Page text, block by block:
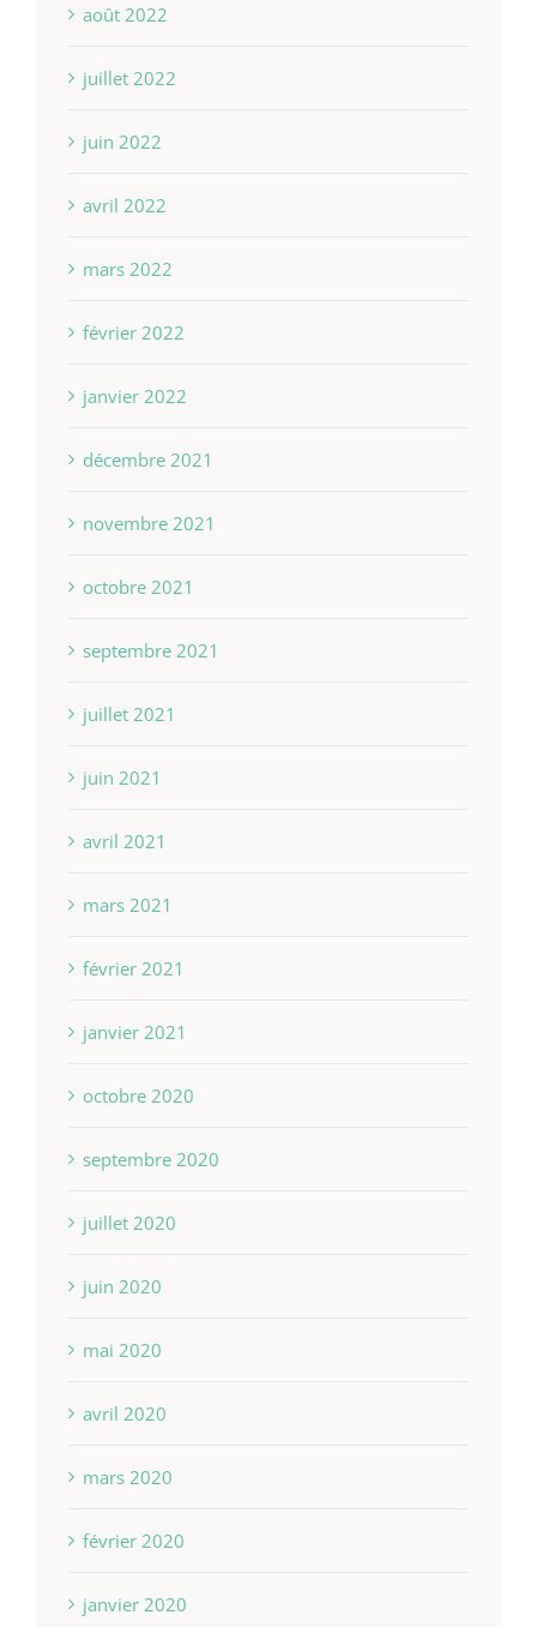
août 2022
juillet 2022
juin 2022
avril 2022
mars 2022
février 2022
janvier 2022
décembre 2021
novembre 2021
octobre 2021
septembre 2021
juillet 2021
juin 2021
avril 2021
mars 2021
février 2021
janvier 2021
octobre 2020
septembre 2020
juillet 2020
juin 2020
mai 2020
avril 2020
mars 2020
février 2020
janvier 2020